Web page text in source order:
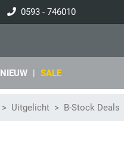
0593 - 746010
NIEUW | SALE
Uitgelicht B-Stock Deals